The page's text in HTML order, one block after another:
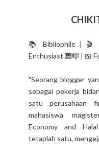
📚 Bibliophile | 🎬
Enthusiast 🎹🎼 | 🍱
"Seorang blogger
sebagai pekerja
satu perusahaan
mahasiswa
Economy and
tetaplah satu,